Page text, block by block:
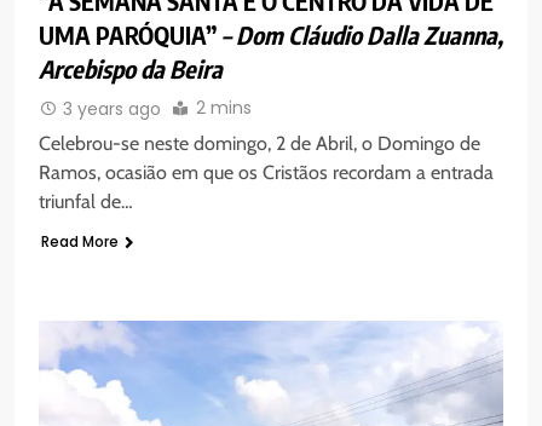
UMA PARÓQUIA” – Dom Cláudio Dalla Zuanna,
Arcebispo da Beira
3 years ago 2 mins
Celebrou-se neste domingo, 2 de Abril, o Domingo de
Ramos, ocasião em que os Cristãos recordam a entrada
triunfal de…
Read More